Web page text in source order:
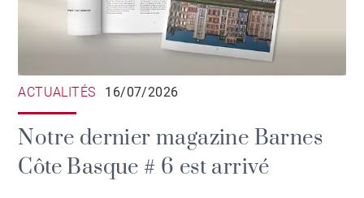
ACTUALITÉS 16/07/2026
Notre dernier magazine Barnes
Côte Basque # 6 est arrivé